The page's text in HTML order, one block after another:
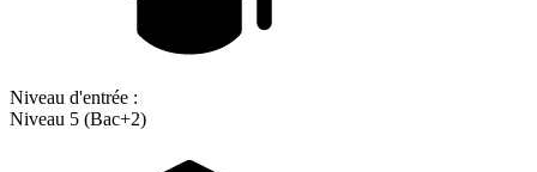
Niveau d'entrée :
Niveau 5 (Bac+2)